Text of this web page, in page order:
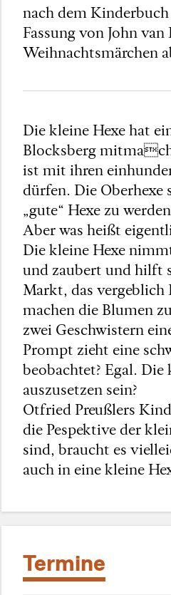
nach dem
Fassung von John
Weihnachtsmärchen
Die kleine Hexe hat
Blocksberg
ist mit ihren
dürfen. Die Oberhexe
„gute“ Hexe zu
Aber was heißt
Die kleine Hexe
und zaubert und hilft
Markt, das vergeblich
machen die Blumen
zwei Geschwistern
Prompt zieht eine
beobachtet? Egal.
auszusetzen sein?
Otfried Preußlers
die Pespektive der
sind, braucht es
auch in eine kleine
Termine